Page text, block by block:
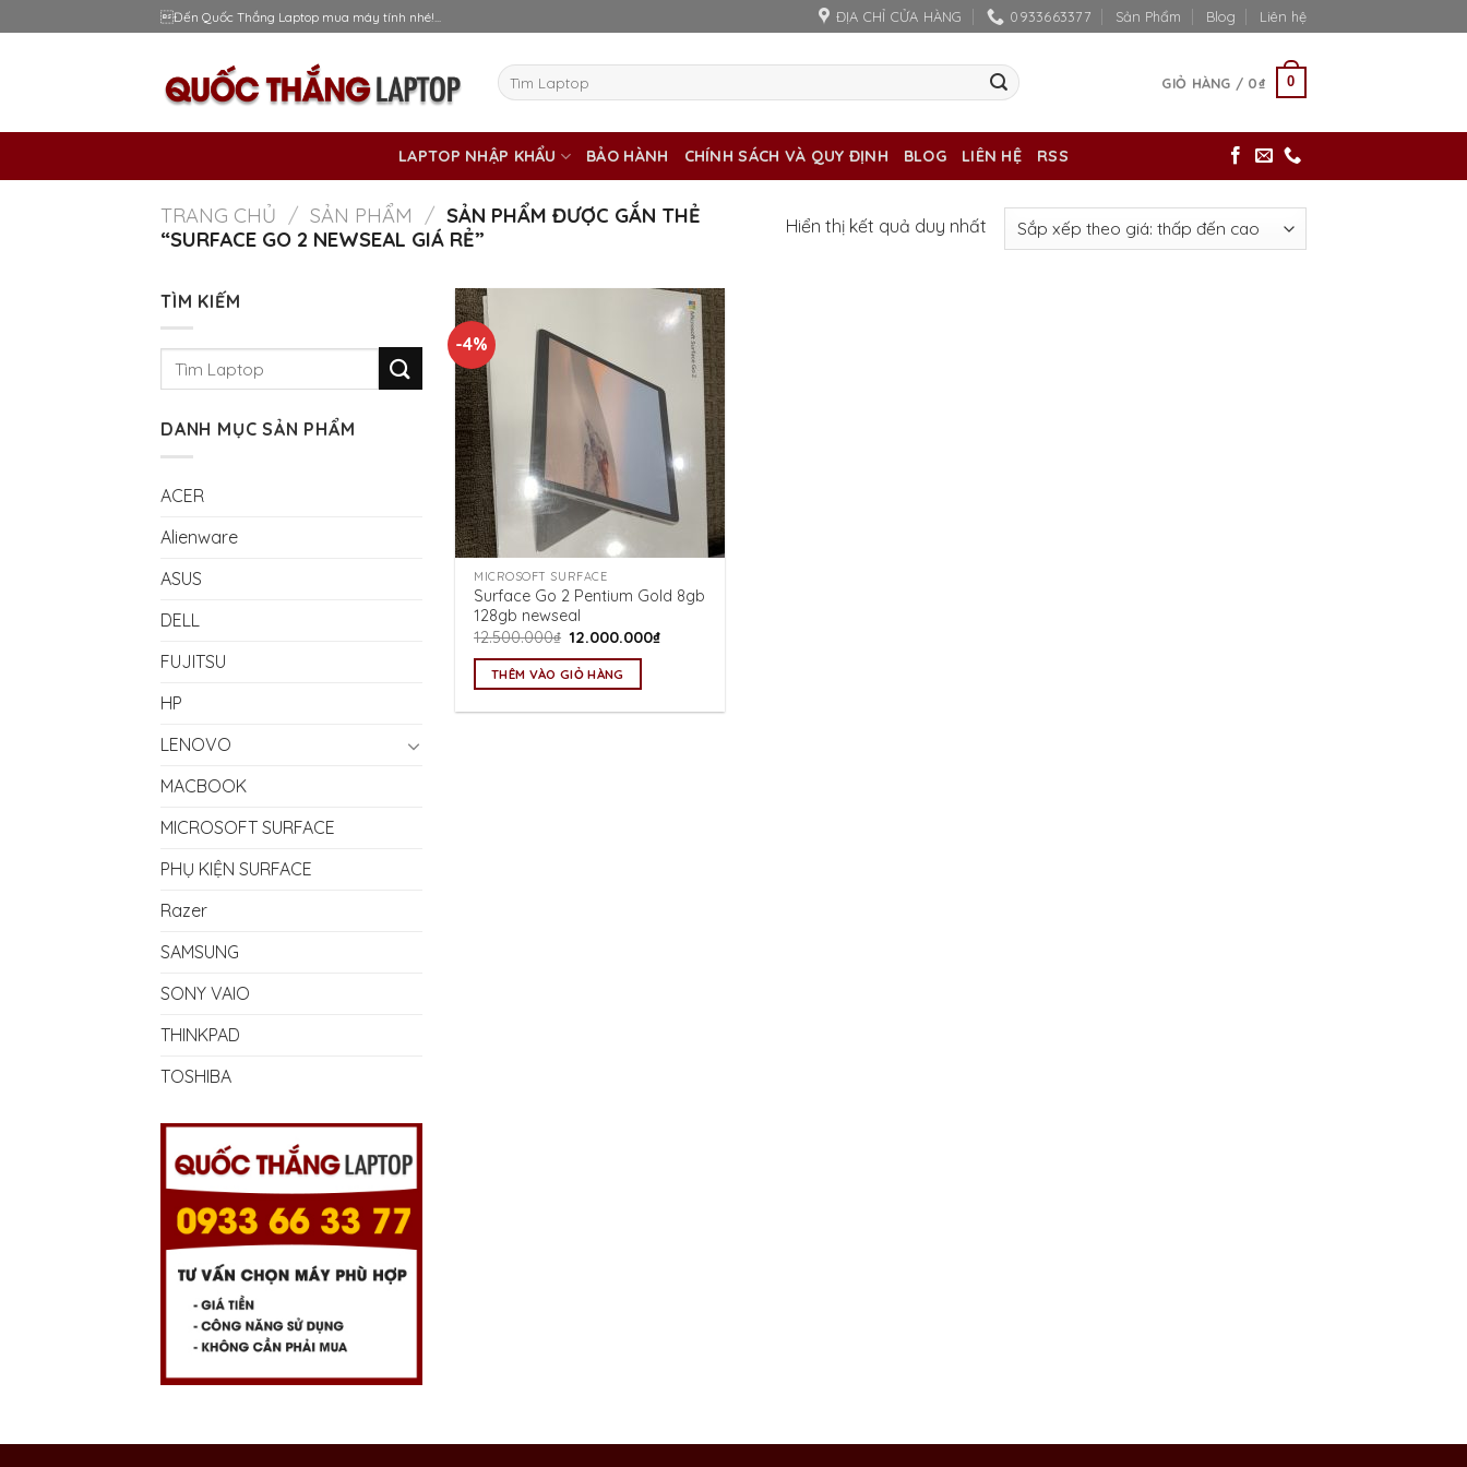
to
Đến Quốc Thắng Laptop mua máy tính nhé!... ĐỊA CHỈ CỬA HÀNG 0933663377 Sản Phẩm Blog Liên hệ
Tìm
kiếm:
GIỎ HÀNG / 0₫ 0
LAPTOP NHẬP KHẨU BẢO HÀNH CHÍNH SÁCH VÀ QUY ĐỊNH BLOG LIÊN HỆ RSS
TRANG CHỦ / SẢN PHẨM / SẢN PHẨM ĐƯỢC GẮN THẺ
“SURFACE GO 2 NEWSEAL GIÁ RẺ”
Hiển thị kết quả duy nhất
TÌM KIẾM
DANH MỤC SẢN PHẨM
ACER
Alienware
ASUS
DELL
FUJITSU
HP
LENOVO
MACBOOK
MICROSOFT SURFACE
PHỤ KIỆN SURFACE
Razer
SAMSUNG
SONY VAIO
THINKPAD
TOSHIBA
-4%
MICROSOFT SURFACE
Surface Go 2 Pentium Gold 8gb
128gb newseal
12.500.000₫ Giá
là:
12.500.000₫.
12.000.000₫Giá
THÊM VÀO GIỎ HÀNG